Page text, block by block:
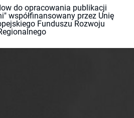
do opracowania publikacji
współfinansowany przez Unię
Funduszu Rozwoju